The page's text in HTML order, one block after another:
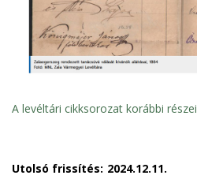
A levéltári cikksorozat korábbi részei
Utolsó frissítés: 2024.12.11.